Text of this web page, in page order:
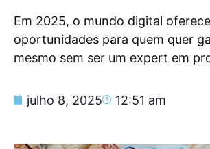
Em 2025, o mundo digital
oportunidades para quem quer
mesmo sem ser um expert em
julho 8, 2025 12:51 am